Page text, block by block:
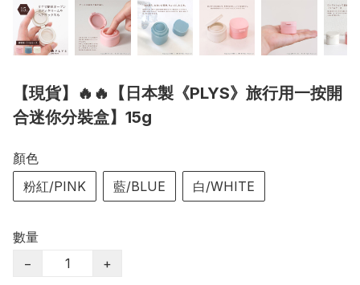
【現貨】🔥🔥【日本製《PLYS》旅行用一按開
合迷你分裝盒】15g
顏色
粉紅/PINK
藍/BLUE 白/WHITE
數量
−
+